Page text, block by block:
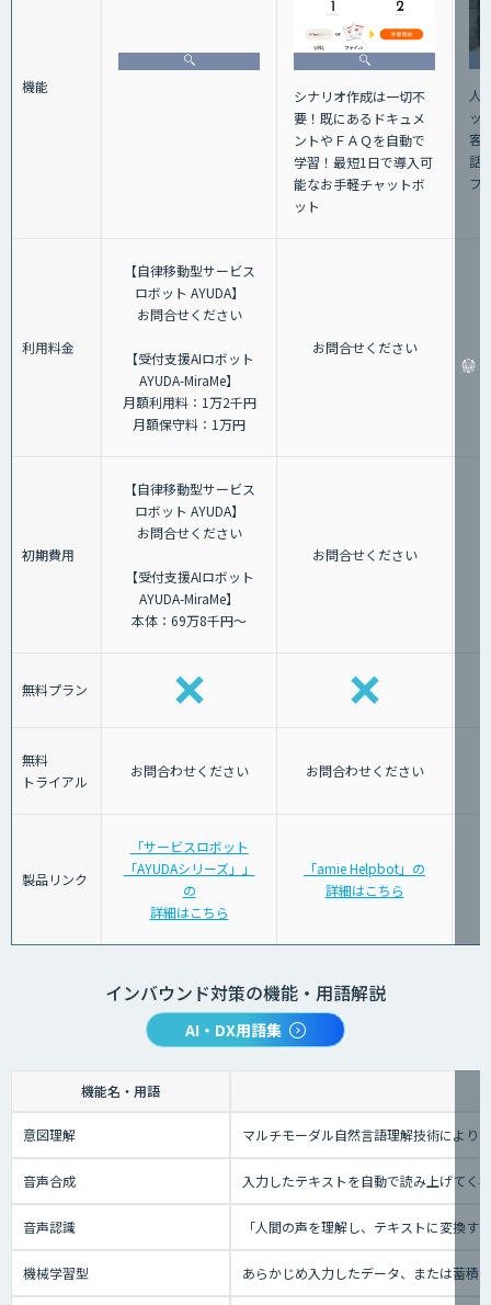
機能
シナリオ作成は一切不
要！既にあるドキュメ
ントやＦＡＱを自動で
学習！最短1日で導入可
能なお手軽チャットボ
ット
人
ッ
客
話
フ
利用料金
【自律移動型サービス
ロボット AYUDA】
お問合せください
【受付支援AIロボット
AYUDA-MiraMe】
月額利用料：1万2千円
月額保守料：1万円
お問合せください
初期費用
【自律移動型サービス
ロボット AYUDA】
お問合せください
【受付支援AIロボット
AYUDA-MiraMe】
本体：69万8千円～
お問合せください
無料プラン
無料
トライアル
お問合わせください お問合わせください
製品リンク
「サービスロボット
「AYUDAシリーズ」」
の
詳細はこちら
「amie Helpbot」の
詳細はこちら
インバウンド対策の機能・用語解説
AI・DX用語集
機能名・用語
意図理解 マルチモーダル自然言語理解技術により
音声合成 入力したテキストを自動で読み上げてく
音声認識 「人間の声を理解し、テキストに変換
機械学習型 あらかじめ入力したデータ、または蓄積